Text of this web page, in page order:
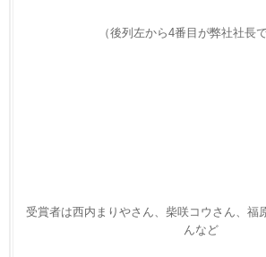
（後列左から4番目が弊社社長
受賞者は西内まりやさん、柴咲コウさん、福
んなど